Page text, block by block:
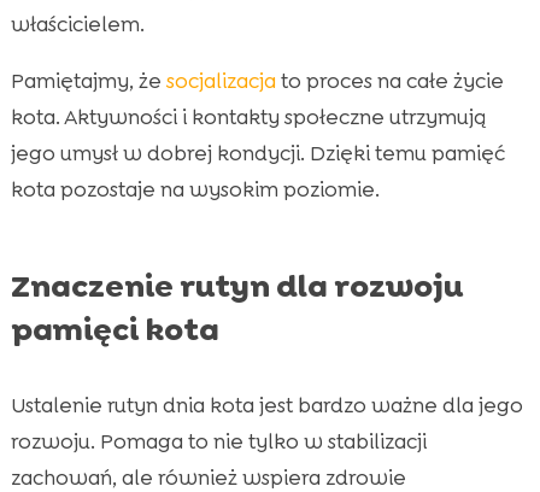
właścicielem.
Pamiętajmy, że socjalizacja to proces na całe życie
kota. Aktywności i kontakty społeczne utrzymują
jego umysł w dobrej kondycji. Dzięki temu pamięć
kota pozostaje na wysokim poziomie.
Znaczenie rutyn dla rozwoju
pamięci kota
Ustalenie rutyn dnia kota jest bardzo ważne dla jego
rozwoju. Pomaga to nie tylko w stabilizacji
zachowań, ale również wspiera zdrowie